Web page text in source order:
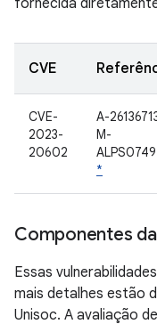
fornecida
CVE
CVE-
2023-
20602
A-
M-
*
Componentes
Essas
mais detalhes estão
Unisoc. A avaliação